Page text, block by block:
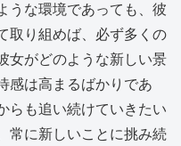
うな環境であっても、彼
取り組めば、必ず多くの
女がどのような新しい景
感は高まるばかりであ
らも追い続けていきたい
常に新しいことに挑み続